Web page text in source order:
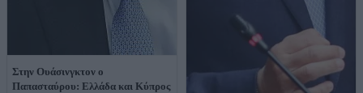
Στην Ουάσινγκτον ο
Παπασταύρου: Ελλάδα και Κύπρος